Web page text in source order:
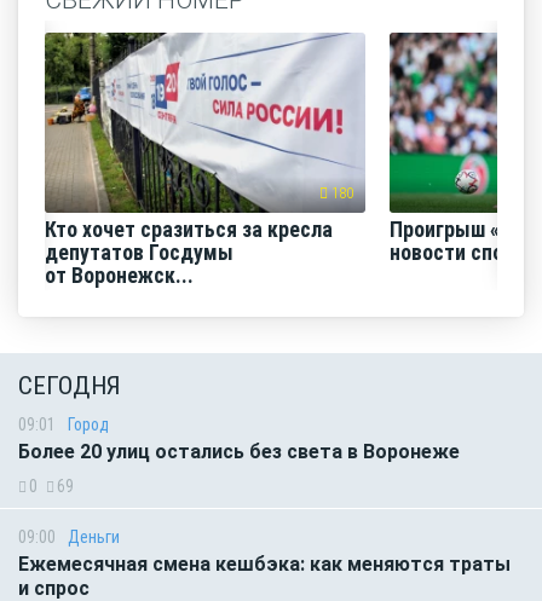
180
Кто хочет сразиться за кресла
депутатов Госдумы
от Воронежск...
Проигрыш
новости
СЕГОДНЯ
09:01 Город
Более 20 улиц остались без света в Воронеже
0 69
09:00 Деньги
Ежемесячная смена кешбэка: как меняются траты
и спрос